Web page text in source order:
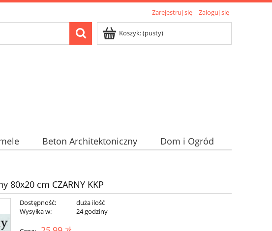
Zarejestruj się Zaloguj się
Koszyk:(pusty)
Beton Architektoniczny Dom i Ogród
80x20 cm CZARNY KKP
Dostępność:
duża ilość
Wysyłka w:
24 godziny